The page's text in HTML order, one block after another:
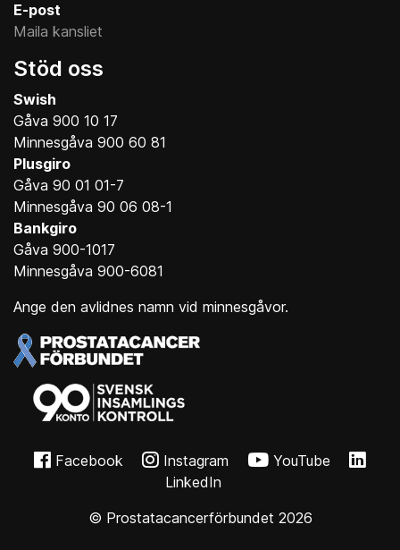
E-post
Maila kansliet
Stöd oss
Swish
Gåva 900 10 17
Minnesgåva 900 60 81
Plusgiro
Gåva 90 01 01-7
Minnesgåva 90 06 08-1
Bankgiro
Gåva 900-1017
Minnesgåva 900-6081
Ange den avlidnes namn vid minnesgåvor.
Facebook Instagram
YouTube
LinkedIn
© Prostatacancerförbundet 2026